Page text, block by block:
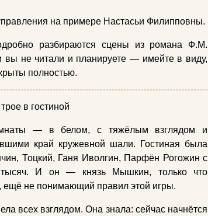
на примере Настасьи Филипповны.
разбираются сцены из романа Ф.М.
вы не читали и планируете — имейте в виду,
полностью.
в гостиной
— в белом, с тяжёлым взглядом и
край кружевной шали. Гостиная была
Тоцкий, Ганя Иволгин, Парфён Рогожин с
тысяч. И он — князь Мышкин, только что
не понимающий правил этой игры.
всех взглядом. Она знала: сейчас начнётся